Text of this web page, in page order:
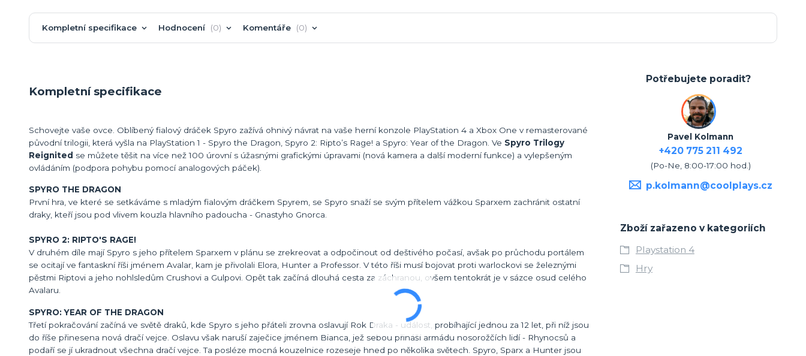
Kompletní specifikace Hodnocení 0 Komentáře 0
Kompletní specifikace
Schovejte vaše ovce. Oblíbený fialový dráček Spyro zažívá ohnivý návrat na vaše herní konzole PlayStation 4 a Xbox One v remasterované
původní trilogii, která vyšla na PlayStation 1 - Spyro the Dragon, Spyro 2: Ripto’s Rage! a Spyro: Year of the Dragon. Ve Spyro Trilogy
Reignited se můžete těšit na více než 100 úrovní s úžasnými grafickými úpravami (nová kamera a další moderní funkce) a vylepšeným
ovládáním (podpora pohybu pomocí analogových páček).
SPYRO THE DRAGON
První hra, ve které se setkáváme s mladým fialovým dráčkem Spyrem, se Spyro snaží se svým přítelem vážkou Sparxem zachránit ostatní
draky, kteří jsou pod vlivem kouzla hlavního padoucha - Gnastyho Gnorca.
SPYRO 2: RIPTO'S RAGE!
V druhém díle mají Spyro s jeho přítelem Sparxem v plánu se zrekreovat a odpočinout od deštivého počasí, avšak po průchodu portálem
se ocitají ve fantaskní říši jménem Avalar, kam je přivolali Elora, Hunter a Professor. V této říši musí bojovat proti warlockovi se železnými
pěstmi Riptovi a jeho nohlsledům Crushovi a Gulpovi. Opět tak začíná dlouhá cesta za záchranou, ovšem tentokrát je v sázce osud celého
Avalaru.
SPYRO: YEAR OF THE DRAGON
Třetí pokračování začíná ve světě draků, kde Spyro s jeho přáteli zrovna oslavují Rok Draka - událost, probíhající jednou za 12 let, při níž jsou
do říše přinesena nová dračí vejce. Oslavu však naruší zaječice jménem Bianca, jež sebou přináší armádu nosorožčích lidí - Rhynocsů a
podaří se jí ukradnout všechna dračí vejce. Ta posléze mocná kouzelnice rozeseje hned po několika světech. Spyro, Sparx a Hunter jsou
Potřebujete poradit?
Pavel Kolmann
+420 775 211 492
(Po-Ne, 8:00-17:00 hod.)
p.kolmann@coolplays.cz
Zboží zařazeno v kategoriích
Playstation 4
Hry